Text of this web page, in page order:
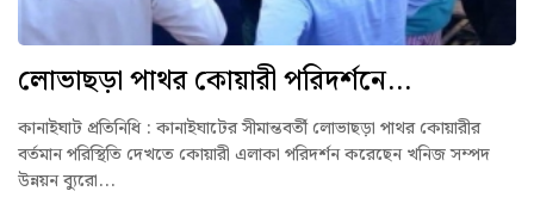
লোভাছড়া পাথর কোয়ারী পরিদর্শনে...
কানাইঘাট প্রতিনিধি : কানাইঘাটের সীমান্তবর্তী লোভাছড়া পাথর কোয়ারীর
বর্তমান পরিস্থিতি দেখতে কোয়ারী এলাকা পরিদর্শন করেছেন খনিজ সম্পদ
উন্নয়ন ব্যুরো...